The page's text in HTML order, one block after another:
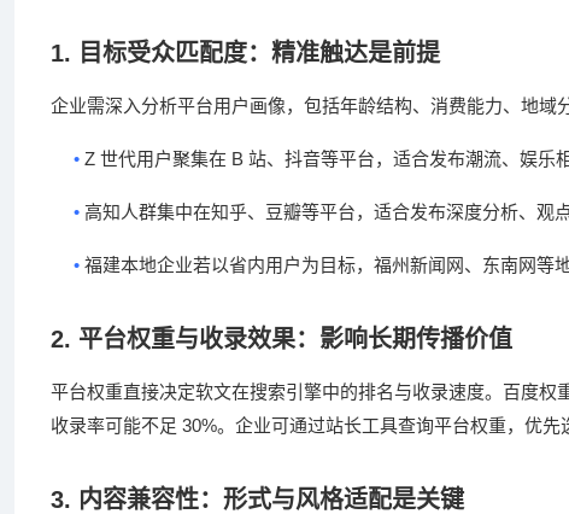
1. 目标受众匹配度：精准触达是前提
企业需深入分析平台用户画像，包括年龄结构、消费能力、地域
• Z 世代用户聚集在 B 站、抖音等平台，适合发布潮流、娱乐
• 高知人群集中在知乎、豆瓣等平台，适合发布深度分析、观点
• 福建本地企业若以省内用户为目标，福州新闻网、东南网等
2. 平台权重与收录效果：影响长期传播价值
平台权重直接决定软文在搜索引擎中的排名与收录速度。百度权
收录率可能不足 30%。企业可通过站长工具查询平台权重，优先
3. 内容兼容性：形式与风格适配是关键